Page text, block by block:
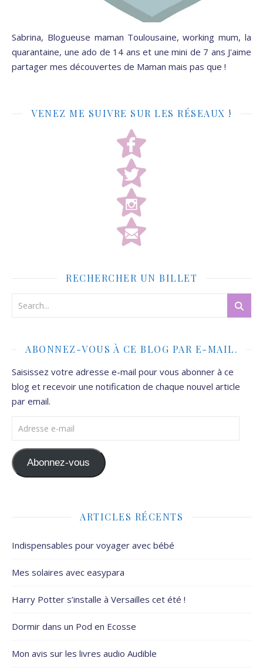
Sabrina, Blogueuse maman Toulousaine, working mum, la
quarantaine, une ado de 14 ans et une mini de 7 ans J'aime
partager mes découvertes de Maman mais pas que !
VENEZ ME SUIVRE SUR LES RÉSEAUX !
RECHERCHER UN BILLET
ABONNEZ-VOUS À CE BLOG PAR E-MAIL.
Saisissez votre adresse e-mail pour vous abonner à ce
blog et recevoir une notification de chaque nouvel article
par email.
Adresse e-mail
Abonnez-vous
ARTICLES RÉCENTS
Indispensables pour voyager avec bébé
Mes solaires avec easypara
Harry Potter s’installe à Versailles cet été !
Dormir dans un Pod en Ecosse
Mon avis sur les livres audio Audible